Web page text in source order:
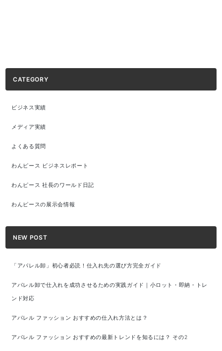
CATEGORY
ビジネス実績
メディア実績
よくある質問
わんピース ビジネスレポート
わんピース 社長のワールド日記
わんピースの展示会情報
NEW POST
「アパレル卸」初心者必読！仕入れ先の選び方完全ガイド
アパレル卸で仕入れを成功させるための実践ガイド｜小ロット・即納・トレ
ンド対応
アパレル ファッション おすすめの仕入れ方法とは？
アパレル ファッション おすすめの最新トレンドを知るには？ その2